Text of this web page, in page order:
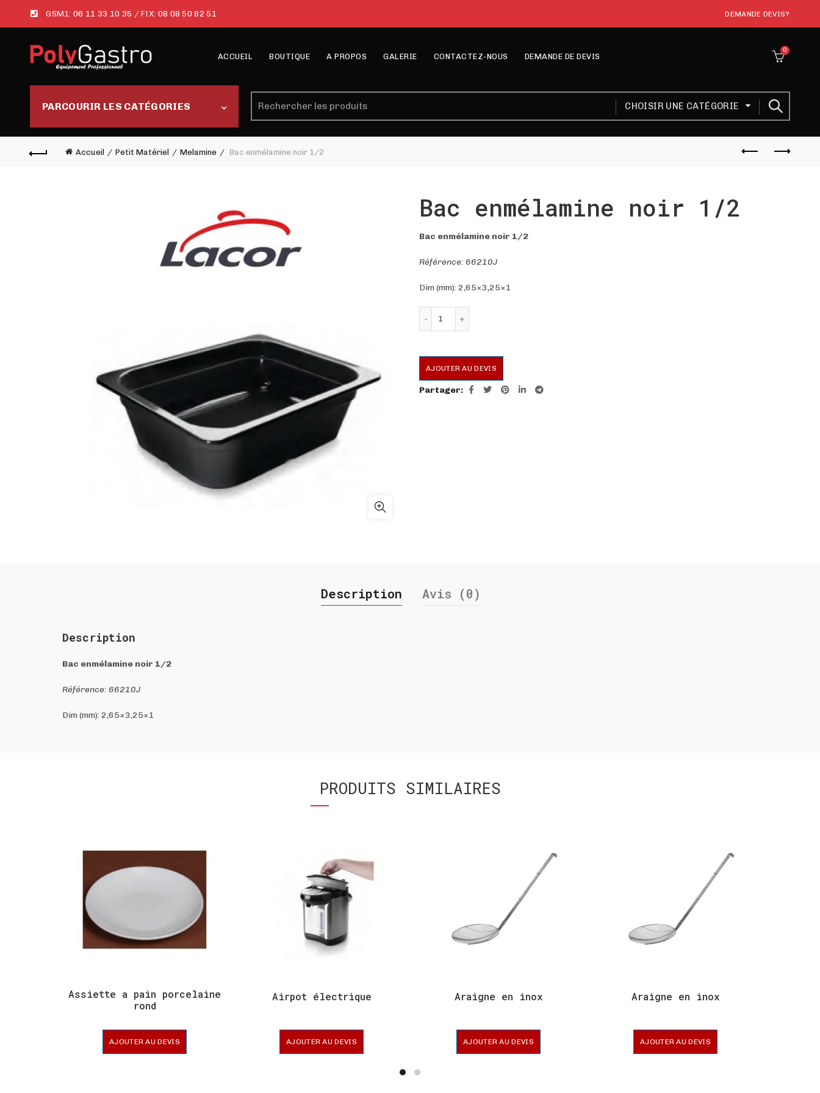
GSM1:06 11 33 10 35 / FIX: 08 08 50 82 51 DEMANDE DEVIS?
ACCUEIL BOUTIQUE A PROPOS GALERIE CONTACTEZ-NOUS DEMANDE DE DEVIS
0
PARCOURIR LES CATÉGORIES CHOISIR UNE CATÉGORIE
Accueil Petit Matériel Melamine Bac enmélamine noir 1/2
Bac enmélamine noir 1/2
Bac enmélamine noir 1/2
Référence: 66210J
Dim (mm): 2,65×3,25×1
AJOUTER AU DEVIS
Partager
Description Avis (0)
Description
Bac enmélamine noir 1/2
Référence: 66210J
Dim (mm): 2,65×3,25×1
PRODUITS SIMILAIRES
Assiette a pain porcelaine
rond
AJOUTER AU DEVIS
Airpot électrique
AJOUTER AU DEVIS
Araigne en inox
AJOUTER AU DEVIS
Araigne en inox
AJOUTER AU DEVIS